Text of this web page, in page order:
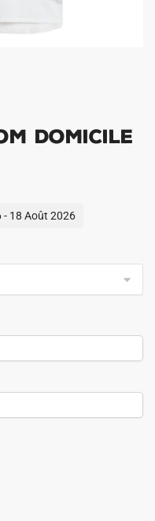
Domicile
- 18 Août 2026